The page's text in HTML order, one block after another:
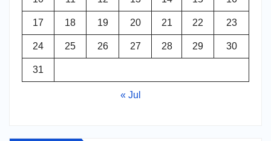
17 18 19 20 21 22 23
24 25 26 27 28 29 30
31
« Jul